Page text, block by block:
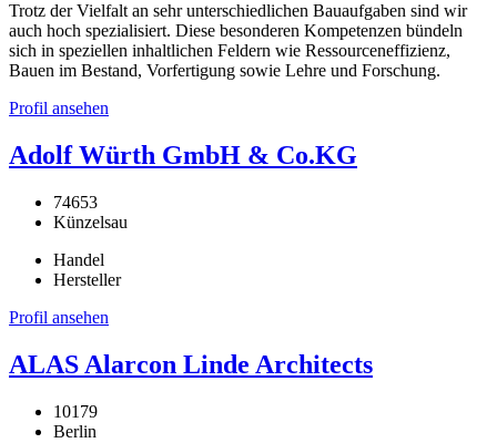
Trotz der Vielfalt an sehr unterschiedlichen Bauaufgaben sind wir
auch hoch spezialisiert. Diese besonderen Kompetenzen bündeln
sich in speziellen inhaltlichen Feldern wie Ressourceneffizienz,
Bauen im Bestand, Vorfertigung sowie Lehre und Forschung.
Profil ansehen
Adolf Würth GmbH & Co.KG
74653
Künzelsau
Handel
Hersteller
Profil ansehen
ALAS Alarcon Linde Architects
10179
Berlin